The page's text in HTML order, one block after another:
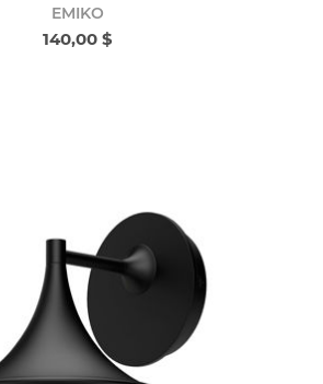
EMIKO
140,00 $